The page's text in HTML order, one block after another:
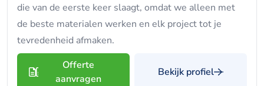
die van de eerste keer slaagt, omdat we alleen met
de beste materialen werken en elk project tot je
tevredenheid afmaken.
Offerte
aanvragen
Bekijk profiel